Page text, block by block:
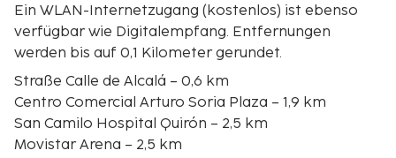
Ein WLAN-Internetzugang (kostenlos) ist ebenso
verfügbar wie Digitalempfang. Entfernungen
werden bis auf 0,1 Kilometer gerundet.
Straße Calle de Alcalá – 0,6 km
Centro Comercial Arturo Soria Plaza – 1,9 km
San Camilo Hospital Quirón – 2,5 km
Movistar Arena – 2,5 km